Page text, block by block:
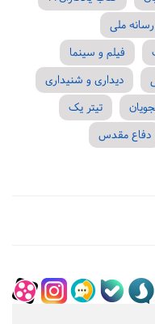
رسانه ملی
فیلم و سینما
دیداری و شنیداری
تیتر یک
دفاع مقدس